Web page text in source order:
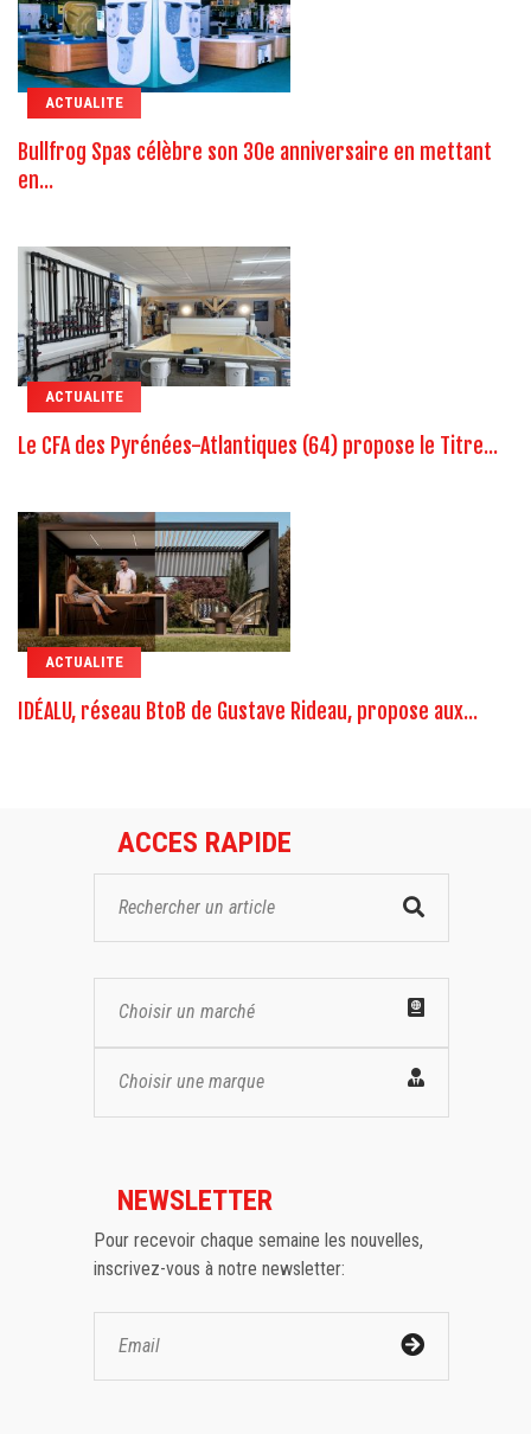
ACTUALITE
Bullfrog Spas célèbre son 30e anniversaire en mettant
en...
ACTUALITE
Le CFA des Pyrénées-Atlantiques (64) propose le Titre...
ACTUALITE
IDÉALU, réseau BtoB de Gustave Rideau, propose aux...
ACCES RAPIDE
Choisir un marché
Choisir une marque
NEWSLETTER
Pour recevoir chaque semaine les nouvelles,
inscrivez-vous à notre newsletter: